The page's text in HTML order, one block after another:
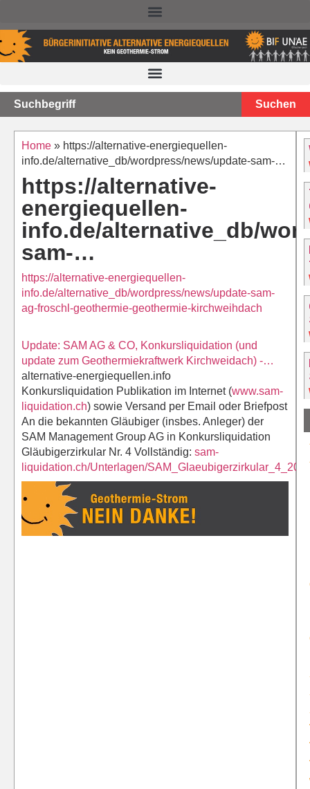
Suchen
Home » https://alternative-energiequellen-
info.de/alternative_db/wordpress/news/update-sam-…
https://alternative-
energiequellen-
info.de/alternative_db/
sam-…
https://alternative-energiequellen-
info.de/alternative_db/wordpress/news/update-sam-
ag-froschl-geothermie-geothermie-kirchweihdach
Update: SAM AG & CO, Konkursliquidation (und
update zum Geothermiekraftwerk Kirchweidach) -…
alternative-energiequellen.info
Konkursliquidation Publikation im Internet (www.sam-
liquidation.ch) sowie Versand per Email oder Briefpost
An die bekannten Gläubiger (insbes. Anleger) der
SAM Management Group AG in Konkursliquidation
Gläubigerzirkular Nr. 4 Vollständig: sam-
liquidation.ch/Unterlagen/